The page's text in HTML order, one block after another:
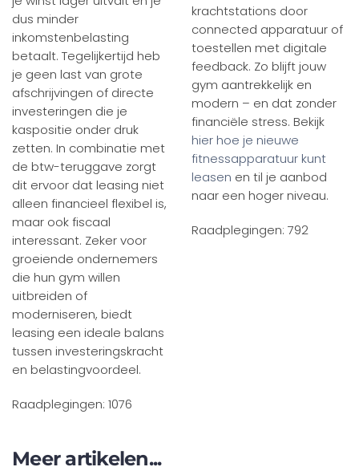
dus minder
inkomstenbelasting
betaalt. Tegelijkertijd heb
je geen last van grote
afschrijvingen of directe
investeringen die je
kaspositie onder druk
zetten. In combinatie met
de btw-teruggave zorgt
dit ervoor dat leasing niet
alleen financieel flexibel is,
maar ook fiscaal
interessant. Zeker voor
groeiende ondernemers
die hun gym willen
uitbreiden of
moderniseren, biedt
leasing een ideale balans
tussen investeringskracht
en belastingvoordeel.
Raadplegingen: 1076
krachtstations door
connected apparatuur of
toestellen met digitale
feedback. Zo blijft jouw
gym aantrekkelijk en
modern – en dat zonder
financiële stress. Bekijk
hier hoe je nieuwe
fitnessapparatuur kunt
leasen en til je aanbod
naar een hoger niveau.
Raadplegingen: 792
Meer artikelen...